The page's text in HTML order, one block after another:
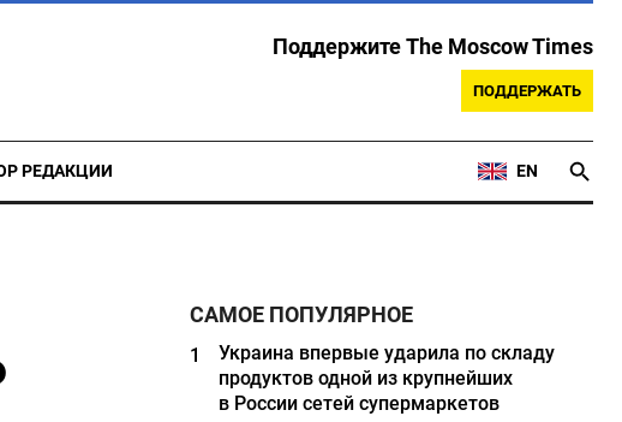
Поддержите The Moscow Times
ПОДДЕРЖАТЬ
РЕДАКЦИИ EN
САМОЕ ПОПУЛЯРНОЕ
1
Украина впервые ударила по складу
продуктов одной из крупнейших
в России сетей супермаркетов